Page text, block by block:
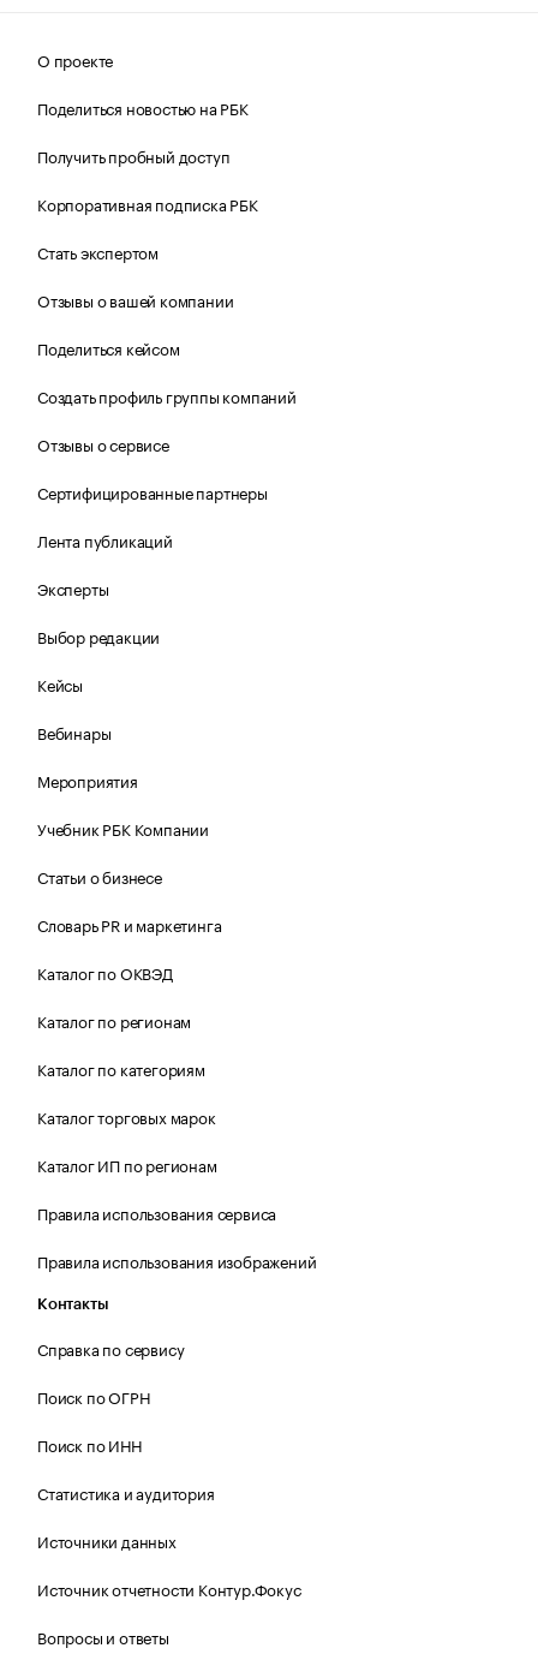
О проекте
Поделиться новостью на РБК
Получить пробный доступ
Корпоративная подписка РБК
Стать экспертом
Отзывы о вашей компании
Поделиться кейсом
Создать профиль группы компаний
Отзывы о сервисе
Сертифицированные партнеры
Лента публикаций
Эксперты
Выбор редакции
Кейсы
Вебинары
Мероприятия
Учебник РБК Компании
Статьи о бизнесе
Словарь PR и маркетинга
Каталог по ОКВЭД
Каталог по регионам
Каталог по категориям
Каталог торговых марок
Каталог ИП по регионам
Правила использования сервиса
Правила использования изображений
Контакты
Справка по сервису
Поиск по ОГРН
Поиск по ИНН
Статистика и аудитория
Источники данных
Источник отчетности Контур.Фокус
Вопросы и ответы